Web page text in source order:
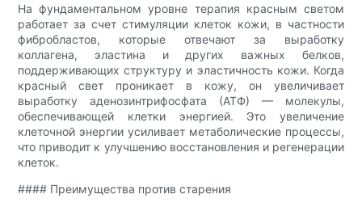
На фундаментальном уровне терапия красным светом
работает за счет стимуляции клеток кожи, в частности
фибробластов, которые отвечают за выработку
коллагена, эластина и других важных белков,
поддерживающих структуру и эластичность кожи. Когда
красный свет проникает в кожу, он увеличивает
выработку аденозинтрифосфата (АТФ) — молекулы,
обеспечивающей клетки энергией. Это увеличение
клеточной энергии усиливает метаболические процессы,
что приводит к улучшению восстановления и регенерации
клеток.
#### Преимущества против старения